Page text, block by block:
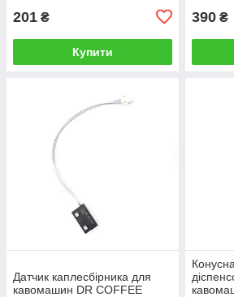
201 ₴
Купити
390 ₴
Датчик каплесбірника для
кавомашин DR COFFEE